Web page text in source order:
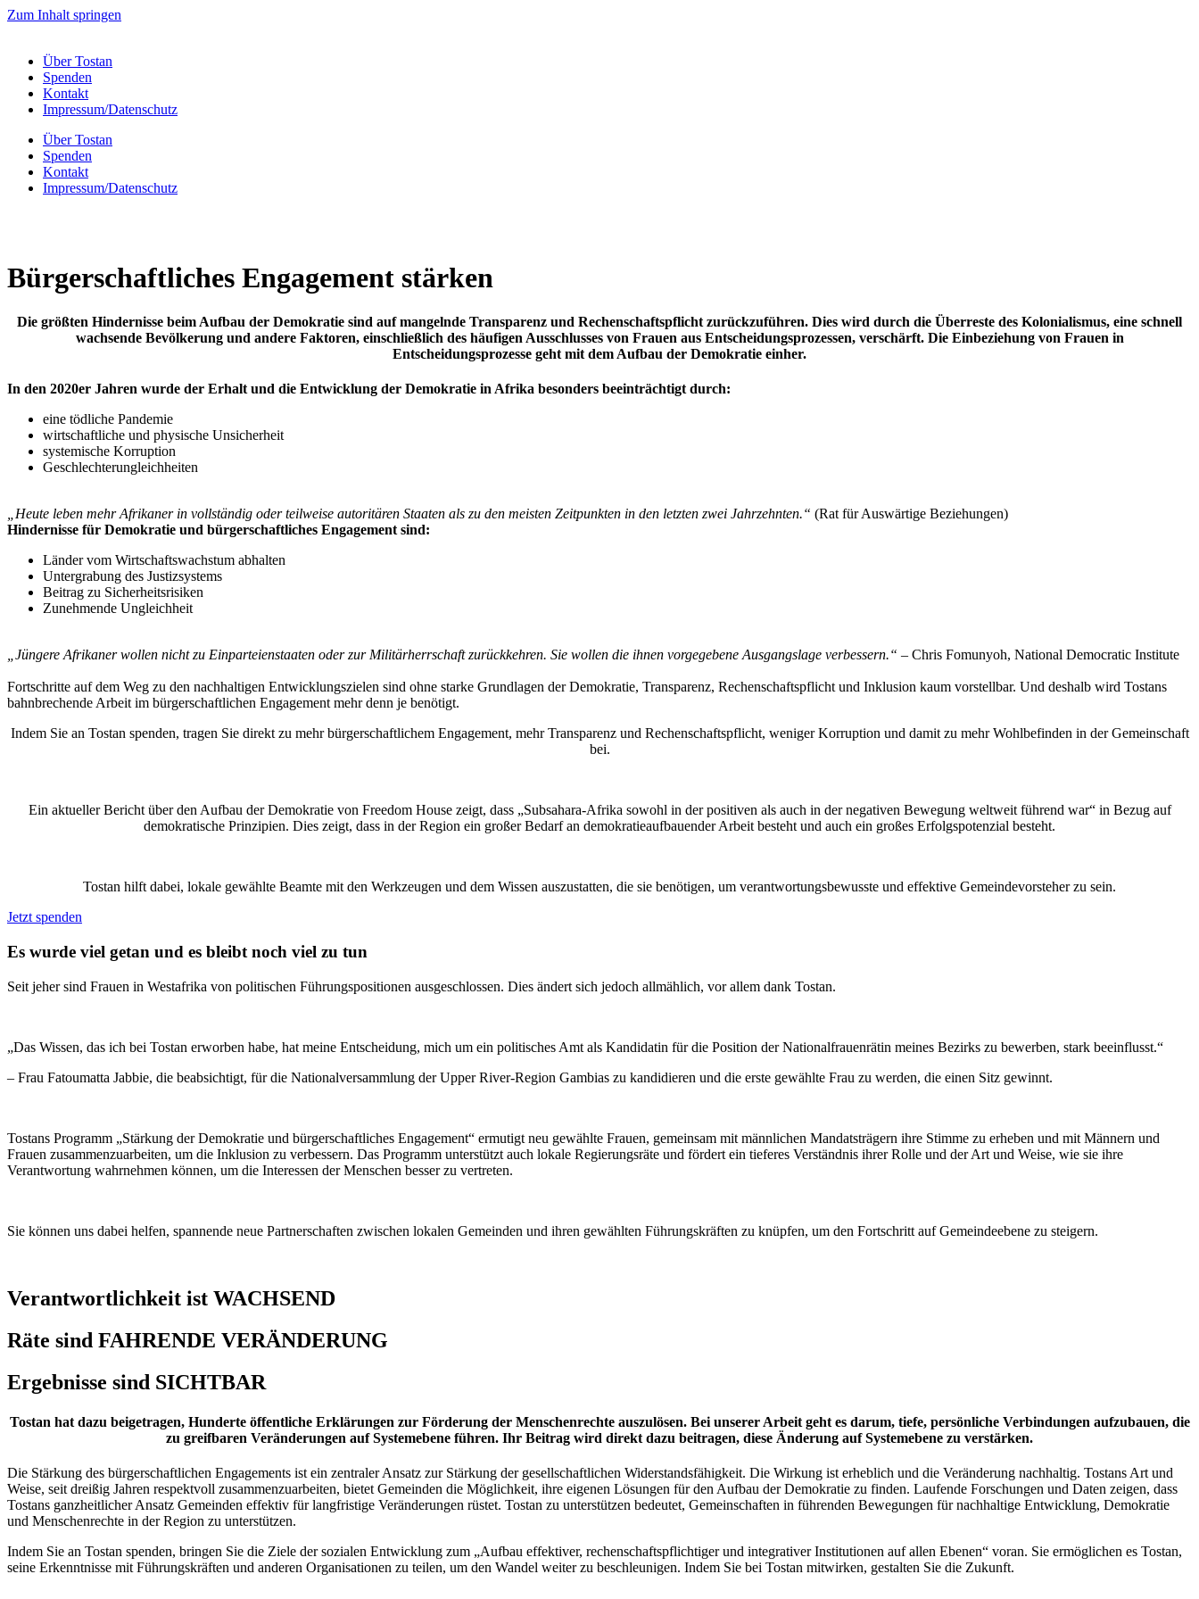
Zum Inhalt springen
Über Tostan
Spenden
Kontakt
Impressum/Datenschutz
Über Tostan
Spenden
Kontakt
Impressum/Datenschutz
Bürgerschaftliches Engagement stärken
Die größten Hindernisse beim Aufbau der Demokratie sind auf mangelnde Transparenz und Rechenschaftspflicht zurückzuführen. Dies wird durch die Überreste des Kolonialismus, eine schnell
wachsende Bevölkerung und andere Faktoren, einschließlich des häufigen Ausschlusses von Frauen aus Entscheidungsprozessen, verschärft. Die Einbeziehung von Frauen in
Entscheidungsprozesse geht mit dem Aufbau der Demokratie einher.
In den 2020er Jahren wurde der Erhalt und die Entwicklung der Demokratie in Afrika besonders beeinträchtigt durch:
eine tödliche Pandemie
wirtschaftliche und physische Unsicherheit
systemische Korruption
Geschlechterungleichheiten
„Heute leben mehr Afrikaner in vollständig oder teilweise autoritären Staaten als zu den meisten Zeitpunkten in den letzten zwei Jahrzehnten.“ (Rat für Auswärtige Beziehungen)
Hindernisse für Demokratie und bürgerschaftliches Engagement sind:
Länder vom Wirtschaftswachstum abhalten
Untergrabung des Justizsystems
Beitrag zu Sicherheitsrisiken
Zunehmende Ungleichheit
„Jüngere Afrikaner wollen nicht zu Einparteienstaaten oder zur Militärherrschaft zurückkehren. Sie wollen die ihnen vorgegebene Ausgangslage verbessern.“ – Chris Fomunyoh, National Democratic Institute
Fortschritte auf dem Weg zu den nachhaltigen Entwicklungszielen sind ohne starke Grundlagen der Demokratie, Transparenz, Rechenschaftspflicht und Inklusion kaum vorstellbar. Und deshalb wird Tostans
bahnbrechende Arbeit im bürgerschaftlichen Engagement mehr denn je benötigt.
Indem Sie an Tostan spenden, tragen Sie direkt zu mehr bürgerschaftlichem Engagement, mehr Transparenz und Rechenschaftspflicht, weniger Korruption und damit zu mehr Wohlbefinden in der Gemeinschaft
bei.
Ein aktueller Bericht über den Aufbau der Demokratie von Freedom House zeigt, dass „Subsahara-Afrika sowohl in der positiven als auch in der negativen Bewegung weltweit führend war“ in Bezug auf
demokratische Prinzipien. Dies zeigt, dass in der Region ein großer Bedarf an demokratieaufbauender Arbeit besteht und auch ein großes Erfolgspotenzial besteht.
Tostan hilft dabei, lokale gewählte Beamte mit den Werkzeugen und dem Wissen auszustatten, die sie benötigen, um verantwortungsbewusste und effektive Gemeindevorsteher zu sein.
Jetzt spenden
Es wurde viel getan und es bleibt noch viel zu tun
Seit jeher sind Frauen in Westafrika von politischen Führungspositionen ausgeschlossen. Dies ändert sich jedoch allmählich, vor allem dank Tostan.
„Das Wissen, das ich bei Tostan erworben habe, hat meine Entscheidung, mich um ein politisches Amt als Kandidatin für die Position der Nationalfrauenrätin meines Bezirks zu bewerben, stark beeinflusst.“
– Frau Fatoumatta Jabbie, die beabsichtigt, für die Nationalversammlung der Upper River-Region Gambias zu kandidieren und die erste gewählte Frau zu werden, die einen Sitz gewinnt.
Tostans Programm „Stärkung der Demokratie und bürgerschaftliches Engagement“ ermutigt neu gewählte Frauen, gemeinsam mit männlichen Mandatsträgern ihre Stimme zu erheben und mit Männern und
Frauen zusammenzuarbeiten, um die Inklusion zu verbessern. Das Programm unterstützt auch lokale Regierungsräte und fördert ein tieferes Verständnis ihrer Rolle und der Art und Weise, wie sie ihre
Verantwortung wahrnehmen können, um die Interessen der Menschen besser zu vertreten.
Sie können uns dabei helfen, spannende neue Partnerschaften zwischen lokalen Gemeinden und ihren gewählten Führungskräften zu knüpfen, um den Fortschritt auf Gemeindeebene zu steigern.
Verantwortlichkeit ist WACHSEND
Räte sind FAHRENDE VERÄNDERUNG
Ergebnisse sind SICHTBAR
Tostan hat dazu beigetragen, Hunderte öffentliche Erklärungen zur Förderung der Menschenrechte auszulösen. Bei unserer Arbeit geht es darum, tiefe, persönliche Verbindungen aufzubauen, die
zu greifbaren Veränderungen auf Systemebene führen. Ihr Beitrag wird direkt dazu beitragen, diese Änderung auf Systemebene zu verstärken.
Die Stärkung des bürgerschaftlichen Engagements ist ein zentraler Ansatz zur Stärkung der gesellschaftlichen Widerstandsfähigkeit. Die Wirkung ist erheblich und die Veränderung nachhaltig. Tostans Art und
Weise, seit dreißig Jahren respektvoll zusammenzuarbeiten, bietet Gemeinden die Möglichkeit, ihre eigenen Lösungen für den Aufbau der Demokratie zu finden. Laufende Forschungen und Daten zeigen, dass
Tostans ganzheitlicher Ansatz Gemeinden effektiv für langfristige Veränderungen rüstet. Tostan zu unterstützen bedeutet, Gemeinschaften in führenden Bewegungen für nachhaltige Entwicklung, Demokratie
und Menschenrechte in der Region zu unterstützen.
Indem Sie an Tostan spenden, bringen Sie die Ziele der sozialen Entwicklung zum „Aufbau effektiver, rechenschaftspflichtiger und integrativer Institutionen auf allen Ebenen“ voran. Sie ermöglichen es Tostan,
seine Erkenntnisse mit Führungskräften und anderen Organisationen zu teilen, um den Wandel weiter zu beschleunigen. Indem Sie bei Tostan mitwirken, gestalten Sie die Zukunft.